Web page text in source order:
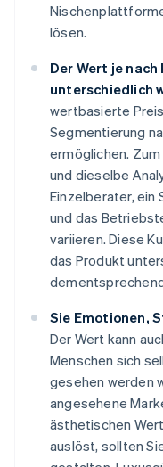
lösen.
Der Wert je
unterschiedlich
wertbasierte
Segmentierung
ermöglichen.
und dieselbe
Einzelberater, ein
und das
variieren. Diese
das Produkt
Sie Emotionen,
Der Wert kann
Menschen sich
gesehen werden
angesehene
ästhetischen
auslöst, sollten